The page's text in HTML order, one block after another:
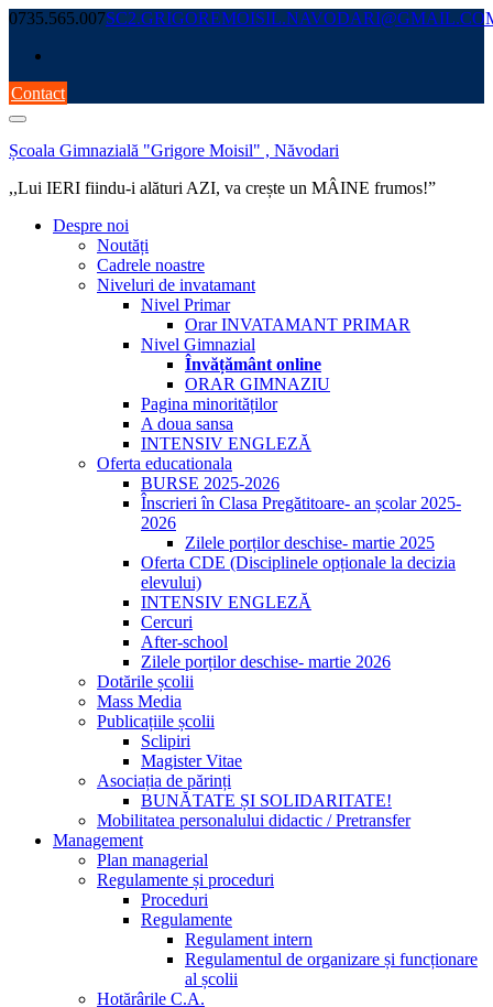
Skip
content
0735.565.007
Contact
Școala Gimnazială "Grigore Moisil" , Năvodari
,,Lui IERI fiindu-i alături AZI, va crește un MÂINE frumos!”
Despre noi
Noutăți
Cadrele noastre
Niveluri de invatamant
Nivel Primar
Orar INVATAMANT PRIMAR
Nivel Gimnazial
Învățământ online
ORAR GIMNAZIU
Pagina minorităților
A doua sansa
INTENSIV ENGLEZĂ
Oferta educationala
BURSE 2025-2026
Înscrieri în Clasa Pregătitoare- an școlar 2025-
2026
Zilele porților deschise- martie 2025
Oferta CDE (Disciplinele opționale la decizia
elevului)
INTENSIV ENGLEZĂ
Cercuri
After-school
Zilele porților deschise- martie 2026
Dotările școlii
Mass Media
Publicațiile școlii
Sclipiri
Magister Vitae
Asociația de părinți
BUNĂTATE ȘI SOLIDARITATE!
Mobilitatea personalului didactic / Pretransfer
Management
Plan managerial
Regulamente și proceduri
Proceduri
Regulamente
Regulament intern
Regulamentul de organizare și funcționare
al școlii
Hotărârile C.A.